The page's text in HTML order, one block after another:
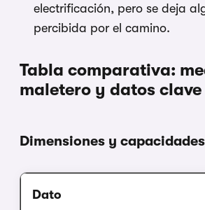
electrificación, pero se deja
percibida por el camino.
Tabla comparativa:
maletero y datos clave
Dimensiones y capacidades
Dato